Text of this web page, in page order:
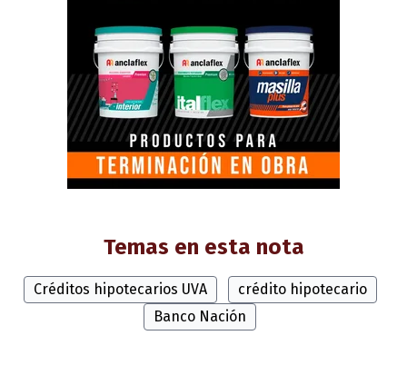
Temas en esta nota
Créditos hipotecarios UVA
crédito hipotecario
Banco Nación